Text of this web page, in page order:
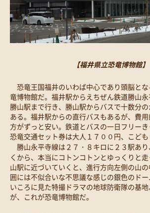
【福井県立恐竜博物館】
恐竜王国福井のいわば中心であり頭脳と
竜博物館だ。福井駅からえちぜん鉄道勝山
勝山駅まで行き、勝山駅からバスで十数分
ある。福井駅からの直行バスもあるが、費
方がずっと安い。鉄道とバスの一日フリー
恐竜交通セット券は大人１７００円、こども
勝山永平寺線は２７・８キロに２３駅あ
くから、本当にコトンコトンとゆっくりと
山駅に近づいていくと、進行方向左側の山
囲には不似合いな不思議な感じの銀色のド
いころに見た特撮ドラマの地球防衛隊の基
が、これが恐竜博物館だ。